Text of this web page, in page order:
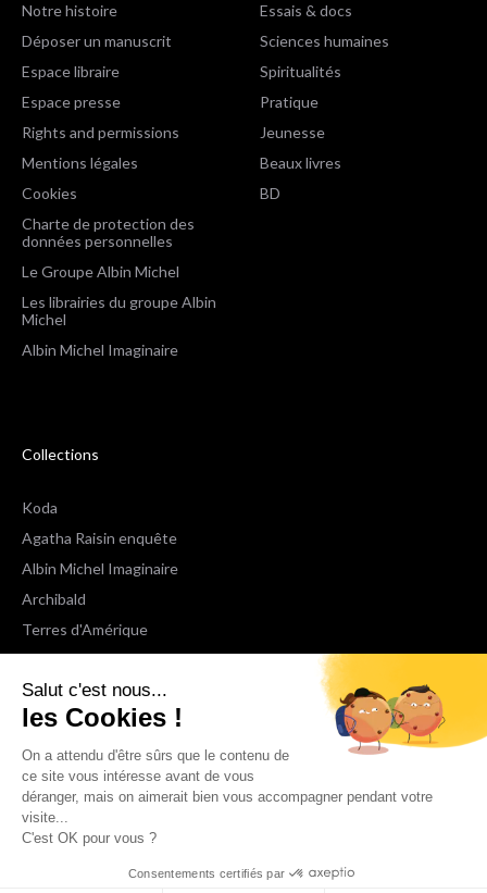
Salut c'est nous...
les Cookies !
On a attendu d'être sûrs que le contenu de
ce site vous intéresse avant de vous
déranger, mais on aimerait bien vous accompagner pendant votre
visite...
C'est OK pour vous ?
Consentements certifiés par
Notre histoire
Déposer un manuscrit
Espace libraire
Espace presse
Rights and permissions
Mentions légales
Cookies
Charte de protection des
données personnelles
Le Groupe Albin Michel
Les librairies du groupe Albin
Michel
Albin Michel Imaginaire
Essais & docs
Sciences humaines
Spiritualités
Pratique
Jeunesse
Beaux livres
BD
Collections
Koda
Agatha Raisin enquête
Albin Michel Imaginaire
Archibald
Terres d'Amérique
Espaces Libres Poche
NOX
Wiz
Voir toutes les collections
Nous suivre